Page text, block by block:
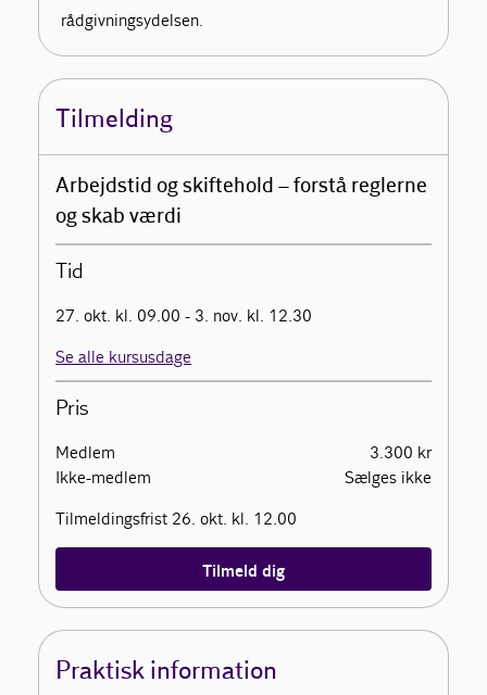
rådgivningsydelsen.
Tilmelding
Arbejdstid og skiftehold – forstå reglerne
og skab værdi
Tid
27. okt. kl. 09.00 - 3. nov. kl. 12.30
Se alle kursusdage
Pris
Medlem
3.300 kr
Ikke-medlem
Sælges ikke
Tilmeldingsfrist 26. okt. kl. 12.00
Tilmeld dig
Praktisk information